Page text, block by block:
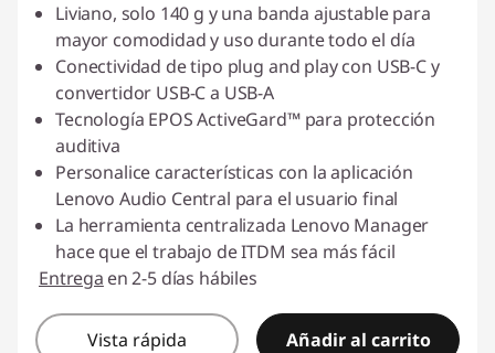
Liviano, solo 140 g y una banda ajustable para
mayor comodidad y uso durante todo el día
Conectividad de tipo plug and play con USB-C y
convertidor USB-C a USB-A
Tecnología EPOS ActiveGard™ para protección
auditiva
Personalice características con la aplicación
Lenovo Audio Central para el usuario final
La herramienta centralizada Lenovo Manager
hace que el trabajo de ITDM sea más fácil
Entrega en 2-5 días hábiles
Vista rápida Añadir al carrito